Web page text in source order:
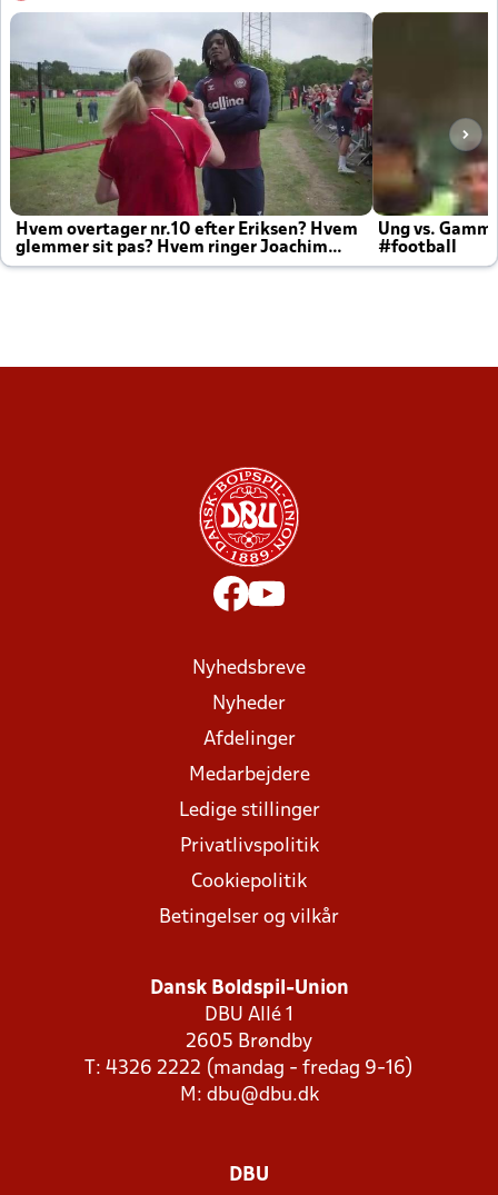
Hvem overtager nr.10 efter Eriksen? Hvem
glemmer sit pas? Hvem ringer Joachim
altid til efter kampe?
Ung vs.
#football
Nyhedsbreve
Nyheder
Afdelinger
Medarbejdere
Ledige stillinger
Privatlivspolitik
Cookiepolitik
Betingelser og vilkår
Dansk Boldspil-Union
DBU Allé 1
2605 Brøndby
T: 4326 2222 (mandag - fredag 9-16)
M: dbu@dbu.dk
DBU